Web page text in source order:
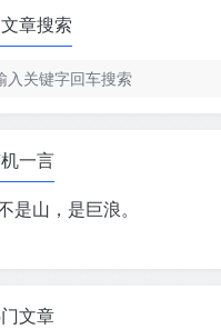
文章搜索
一言
是山，是巨浪。
文章